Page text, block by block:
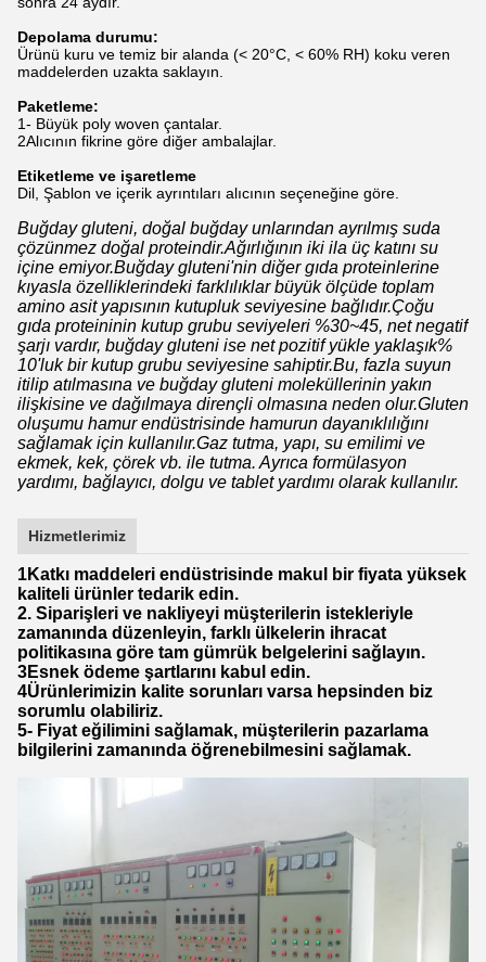
Depolama durumu:
Ürünü kuru ve temiz bir alanda (< 20°C, < 60% RH) koku veren
maddelerden uzakta saklayın.
Paketleme:
1- Büyük poly woven çantalar.
2Alıcının fikrine göre diğer ambalajlar.
Etiketleme ve işaretleme
Dil, Şablon ve içerik ayrıntıları alıcının seçeneğine göre.
Buğday gluteni, doğal buğday unlarından ayrılmış suda
çözünmez doğal proteindir.Ağırlığının iki ila üç katını su
içine emiyor.Buğday gluteni'nin diğer gıda proteinlerine
kıyasla özelliklerindeki farklılıklar büyük ölçüde toplam
amino asit yapısının kutupluk seviyesine bağlıdır.Çoğu
gıda proteininin kutup grubu seviyeleri %30~45, net negatif
şarjı vardır, buğday gluteni ise net pozitif yükle yaklaşık%
10'luk bir kutup grubu seviyesine sahiptir.Bu, fazla suyun
itilip atılmasına ve buğday gluteni moleküllerinin yakın
ilişkisine ve dağılmaya dirençli olmasına neden olur.Gluten
oluşumu hamur endüstrisinde hamurun dayanıklılığını
sağlamak için kullanılır.Gaz tutma, yapı, su emilimi ve
ekmek, kek, çörek vb. ile tutma. Ayrıca formülasyon
yardımı, bağlayıcı, dolgu ve tablet yardımı olarak kullanılır.
Hizmetlerimiz
1Katkı maddeleri endüstrisinde makul bir fiyata yüksek
kaliteli ürünler tedarik edin.
2. Siparişleri ve nakliyeyi müşterilerin istekleriyle
zamanında düzenleyin, farklı ülkelerin ihracat
politikasına göre tam gümrük belgelerini sağlayın.
3Esnek ödeme şartlarını kabul edin.
4Ürünlerimizin kalite sorunları varsa hepsinden biz
sorumlu olabiliriz.
5- Fiyat eğilimini sağlamak, müşterilerin pazarlama
bilgilerini zamanında öğrenebilmesini sağlamak.